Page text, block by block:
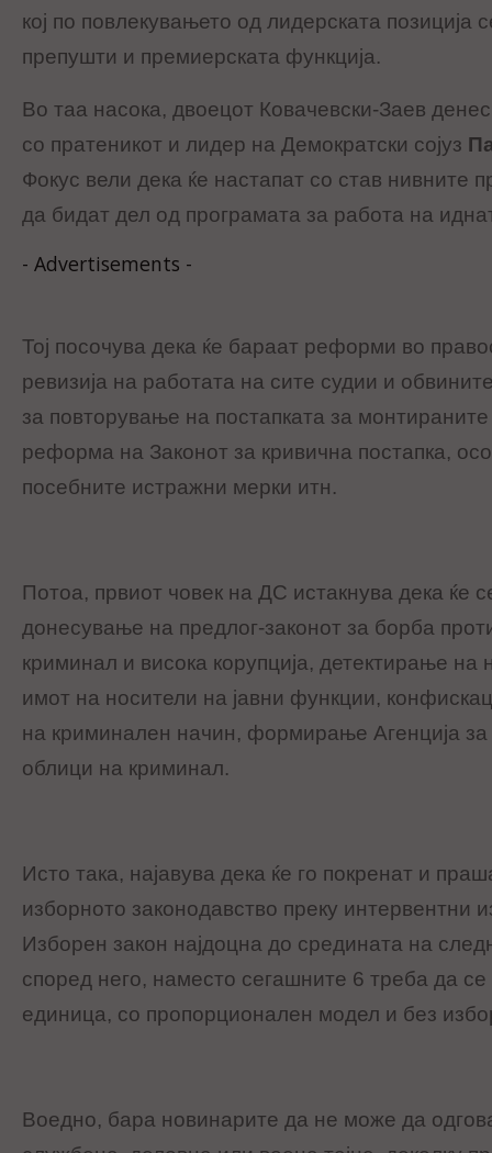
кој по повлекувањето од лидерската позиција
препушти и премиерската функција.
Во таа насока, двоецот Ковачевски-Заев
со пратеникот и лидер на Демократски сојуз
Фокус вели дека ќе настапат со став нивните
да бидат дел од програмата за работа на
- Advertisements -
Тој посочува дека ќе бараат реформи во
ревизија на работата на сите судии и
за повторување на постапката за
реформа на Законот за кривична постапка,
посебните истражни мерки итн.
Потоа, првиот човек на ДС истакнува дека ќе
донесување на предлог-законот за борба
криминал и висока корупција, детектирање на
имот на носители на јавни функции,
на криминален начин, формирање Агенција
облици на криминал.
Исто така, најавува дека ќе го покренат и
изборното законодавство преку интервентни
Изборен закон најдоцна до средината на
според него, наместо сегашните 6 треба да
единица, со пропорционален модел и без
Воедно, бара новинарите да не може да